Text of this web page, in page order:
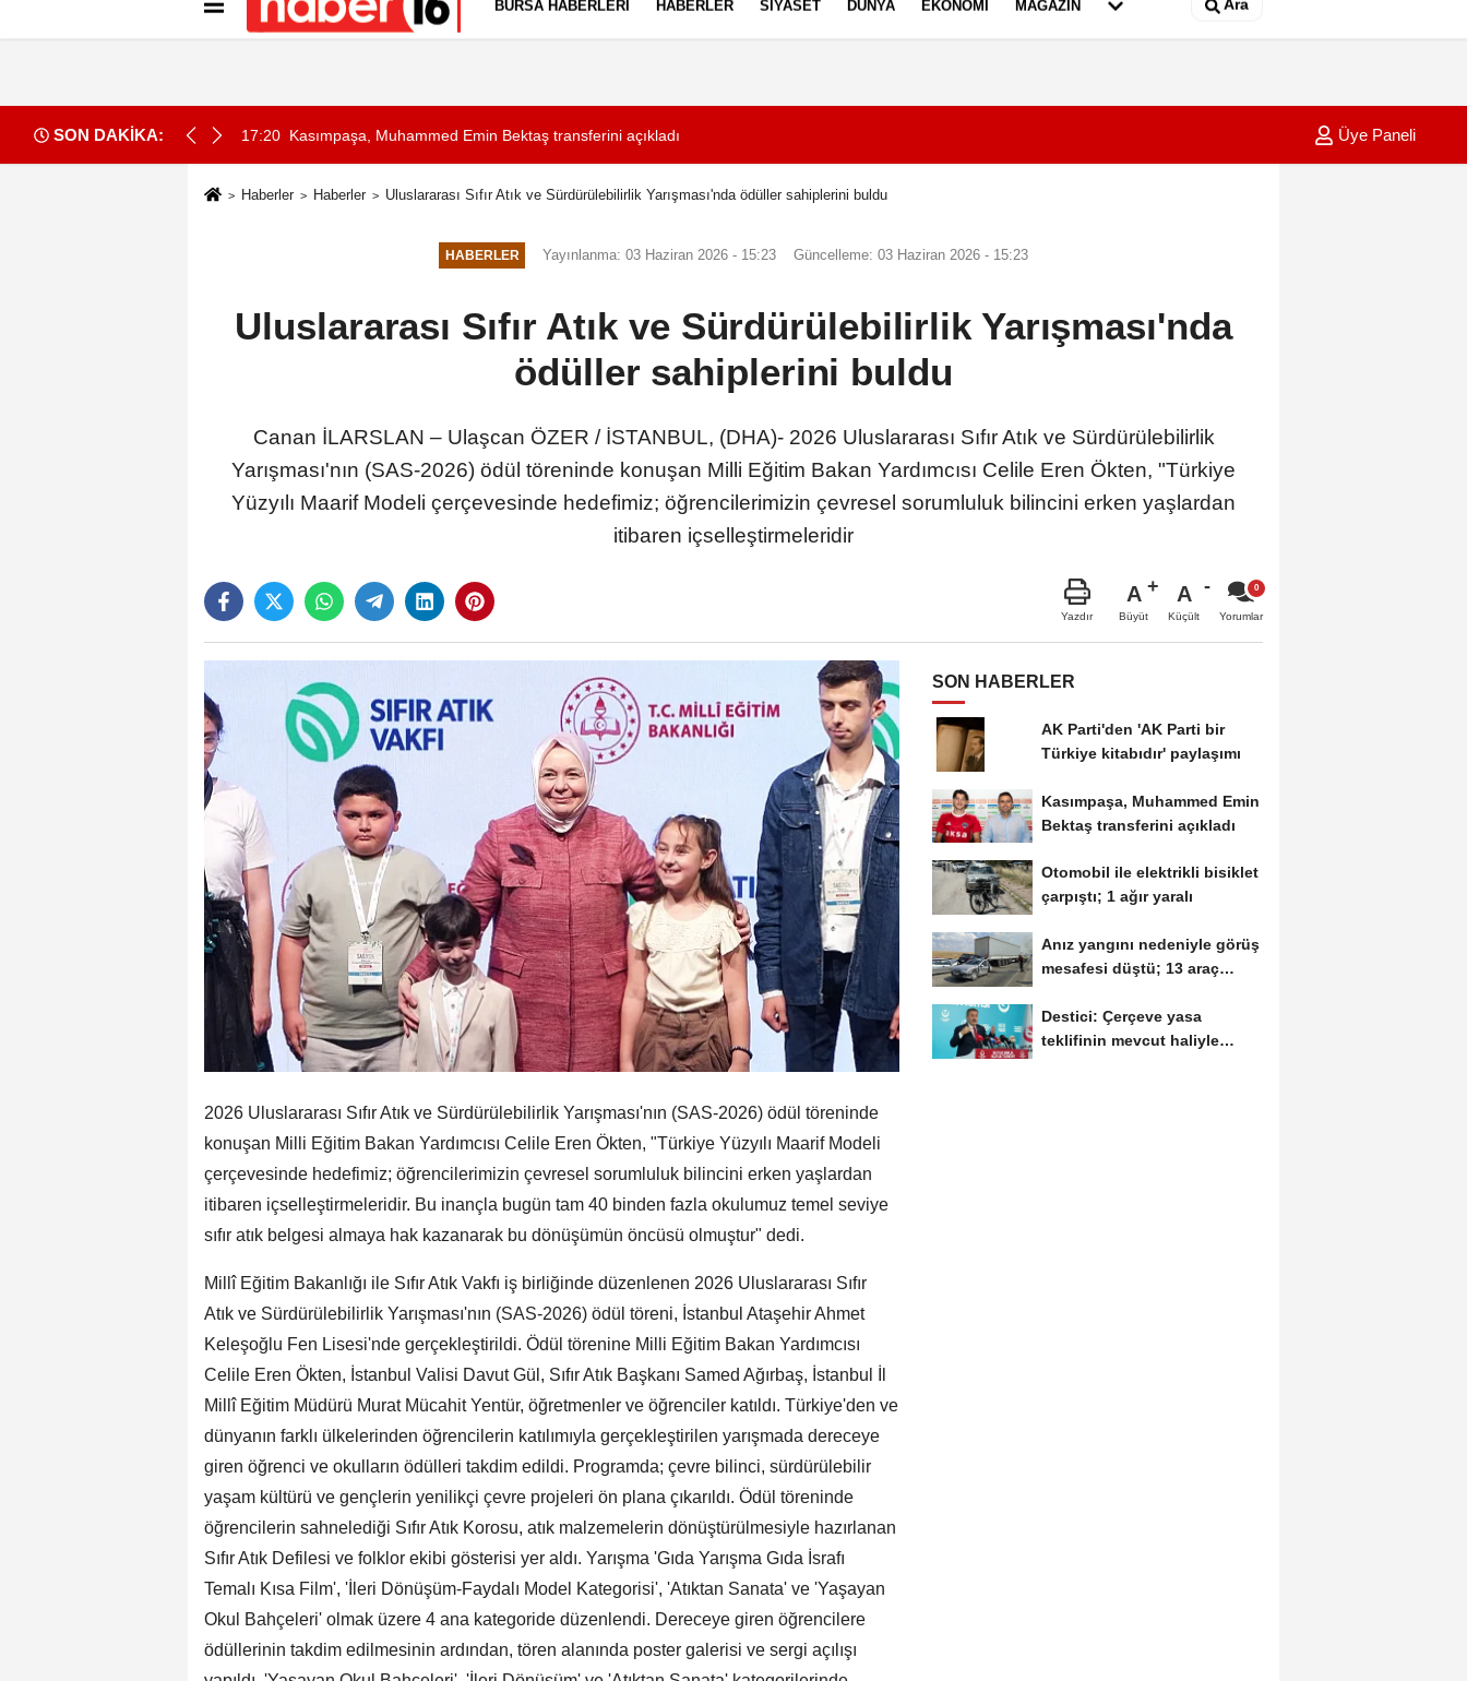
İletişim Gizlilik İlkeleri
BURSA HABERLERI HABERLER SIYASET DÜNYA EKONOMI MAGAZIN Ara
SON DAKİKA:
paylaşımı 17:20 Kasımpaşa, Muhammed Emin Bektaş transferini açıkladı 17:16
Üye Paneli
Haberler Haberler Uluslararası Sıfır Atık ve Sürdürülebilirlik Yarışması'nda ödüller sahiplerini buldu
HABERLER Yayınlanma: 03 Haziran 2026 - 15:23 Güncelleme: 03 Haziran 2026 - 15:23
Uluslararası Sıfır Atık ve Sürdürülebilirlik Yarışması'nda
ödüller sahiplerini buldu
Canan İLARSLAN – Ulaşcan ÖZER / İSTANBUL, (DHA)- 2026 Uluslararası Sıfır Atık ve Sürdürülebilirlik
Yarışması'nın (SAS-2026) ödül töreninde konuşan Milli Eğitim Bakan Yardımcısı Celile Eren Ökten, "Türkiye
Yüzyılı Maarif Modeli çerçevesinde hedefimiz; öğrencilerimizin çevresel sorumluluk bilincini erken yaşlardan
itibaren içselleştirmeleridir
Yazdır
A
Büyüt
A
Küçült Yorumlar
2026 Uluslararası Sıfır Atık ve Sürdürülebilirlik Yarışması'nın (SAS-2026) ödül töreninde
konuşan Milli Eğitim Bakan Yardımcısı Celile Eren Ökten, "Türkiye Yüzyılı Maarif Modeli
çerçevesinde hedefimiz; öğrencilerimizin çevresel sorumluluk bilincini erken yaşlardan
itibaren içselleştirmeleridir. Bu inançla bugün tam 40 binden fazla okulumuz temel seviye
sıfır atık belgesi almaya hak kazanarak bu dönüşümün öncüsü olmuştur" dedi.
Millî Eğitim Bakanlığı ile Sıfır Atık Vakfı iş birliğinde düzenlenen 2026 Uluslararası Sıfır
Atık ve Sürdürülebilirlik Yarışması'nın (SAS-2026) ödül töreni, İstanbul Ataşehir Ahmet
Keleşoğlu Fen Lisesi'nde gerçekleştirildi. Ödül törenine Milli Eğitim Bakan Yardımcısı
Celile Eren Ökten, İstanbul Valisi Davut Gül, Sıfır Atık Başkanı Samed Ağırbaş, İstanbul İl
Millî Eğitim Müdürü Murat Mücahit Yentür, öğretmenler ve öğrenciler katıldı. Türkiye'den ve
dünyanın farklı ülkelerinden öğrencilerin katılımıyla gerçekleştirilen yarışmada dereceye
giren öğrenci ve okulların ödülleri takdim edildi. Programda; çevre bilinci, sürdürülebilir
yaşam kültürü ve gençlerin yenilikçi çevre projeleri ön plana çıkarıldı. Ödül töreninde
öğrencilerin sahnelediği Sıfır Atık Korosu, atık malzemelerin dönüştürülmesiyle hazırlanan
Sıfır Atık Defilesi ve folklor ekibi gösterisi yer aldı. Yarışma 'Gıda Yarışma Gıda İsrafı
Temalı Kısa Film', 'İleri Dönüşüm-Faydalı Model Kategorisi', 'Atıktan Sanata' ve 'Yaşayan
Okul Bahçeleri' olmak üzere 4 ana kategoride düzenlendi. Dereceye giren öğrencilere
ödüllerinin takdim edilmesinin ardından, tören alanında poster galerisi ve sergi açılışı
SON HABERLER
AK Parti'den 'AK Parti bir
Türkiye kitabıdır' paylaşımı
Kasımpaşa, Muhammed Emin
Bektaş transferini açıkladı
Otomobil ile elektrikli bisiklet
çarpıştı; 1 ağır yaralı
Anız yangını nedeniyle görüş
mesafesi düştü; 13 araç
Destici: Çerçeve yasa
teklifinin mevcut haliyle